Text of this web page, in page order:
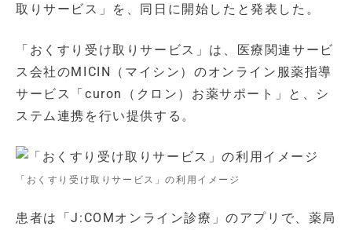
取りサービス」を、同日に開始したと発表した。
「おくすり受け取りサービス」は、医療関連サービ
ス会社のMICIN（マイシン）のオンライン服薬指導
サービス「curon（クロン）お薬サポート」と、シ
ステム連携を行い提供する。
「おくすり受け取りサービス」の利用イメージ
患者は「J:COMオンライン診療」のアプリで、薬局